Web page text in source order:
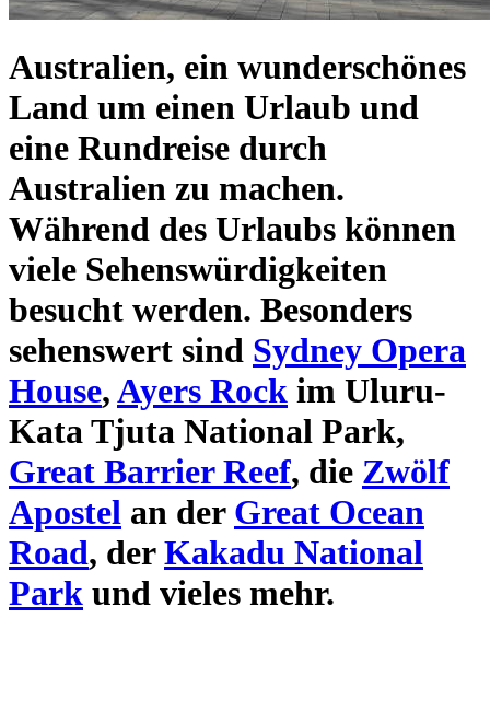
Australien, ein wunderschönes
Land um einen Urlaub und
eine Rundreise durch
Australien zu machen.
Während des Urlaubs können
viele Sehenswürdigkeiten
besucht werden. Besonders
sehenswert sind Sydney Opera
House,Ayers Rock im Uluru-
Kata Tjuta National Park,
Great Barrier Reef, die Zwölf
Apostel an der Great Ocean
Road, derKakadu National
Park und vieles mehr.